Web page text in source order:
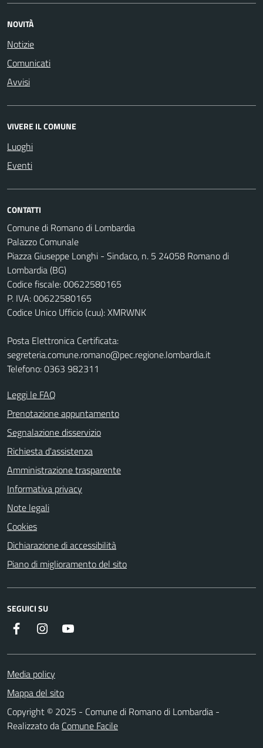
NOVITÀ
Notizie
Comunicati
Avvisi
VIVERE IL COMUNE
Luoghi
Eventi
CONTATTI
Comune di Romano di Lombardia
Palazzo Comunale
Piazza Giuseppe Longhi - Sindaco, n. 5 24058 Romano di
Lombardia (BG)
Codice fiscale: 00622580165
P. IVA: 00622580165
Codice Unico Ufficio (cuu): XMRWNK
Posta Elettronica Certificata:
segreteria.comune.romano@pec.regione.lombardia.it
Telefono: 0363 982311
Leggi le FAQ
Prenotazione appuntamento
Segnalazione disservizio
Richiesta d'assistenza
Amministrazione trasparente
Informativa privacy
Note legali
Cookies
Dichiarazione di accessibilità
Piano di miglioramento del sito
SEGUICI SU
Facebook Instagram
Media policy
Mappa del sito
Copyright © 2025 - Comune di Romano di Lombardia -
Realizzato da Comune Facile